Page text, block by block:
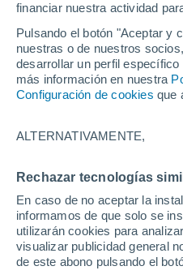
financiar nuestra actividad
Pulsando el botón "Aceptar y
nuestras o de nuestros
desarrollar un perfil
más información en nuestra
Configuración de cookies que
ALTERNATIVAMENTE,
Rechazar tecnologías
En caso de no aceptar la
informamos de que solo se
utilizarán cookies para
visualizar publicidad general
de este abono pulsando el
Modelos
PRES. | V > 10 |
NUB. | PREC. 6H |
Holanda
ECMWF
GFS
ECMWF Europa